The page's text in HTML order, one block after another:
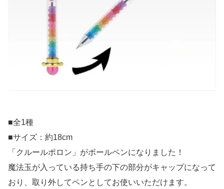
■全1種
■サイズ：約18cm
「クルールポロン」がボールペンになりました！
魔法玉が入っている持ち手の下の部分がキャップになって
おり、取り外してペンとしてお使いいただけます。